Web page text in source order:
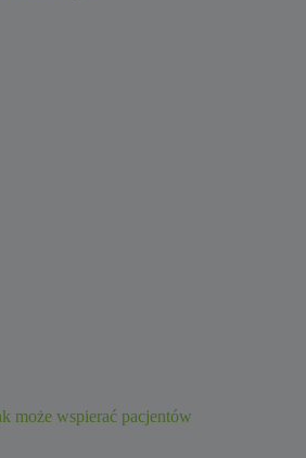
może wspierać pacjentów